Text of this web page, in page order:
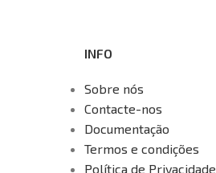
INFO
Sobre nós
Contacte-nos
Documentação
Termos e condições
Política de Privacidade